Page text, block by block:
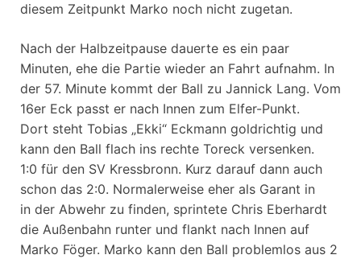
diesem Zeitpunkt Marko noch nicht zugetan.
Nach der Halbzeitpause dauerte es ein paar
Minuten, ehe die Partie wieder an Fahrt aufnahm. In
der 57. Minute kommt der Ball zu Jannick Lang. Vom
16er Eck passt er nach Innen zum Elfer-Punkt.
Dort steht Tobias „Ekki“ Eckmann goldrichtig und
kann den Ball flach ins rechte Toreck versenken.
1:0 für den SV Kressbronn. Kurz darauf dann auch
schon das 2:0. Normalerweise eher als Garant in
in der Abwehr zu finden, sprintete Chris Eberhardt
die Außenbahn runter und flankt nach Innen auf
Marko Föger. Marko kann den Ball problemlos aus 2